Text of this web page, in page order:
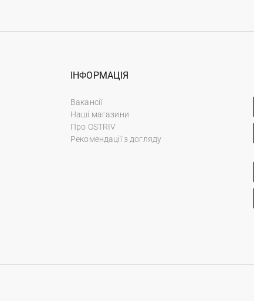
ІНФОРМАЦІЯ
Вакансії
Наші магазини
Про OSTRIV
Рекомендації з догляду